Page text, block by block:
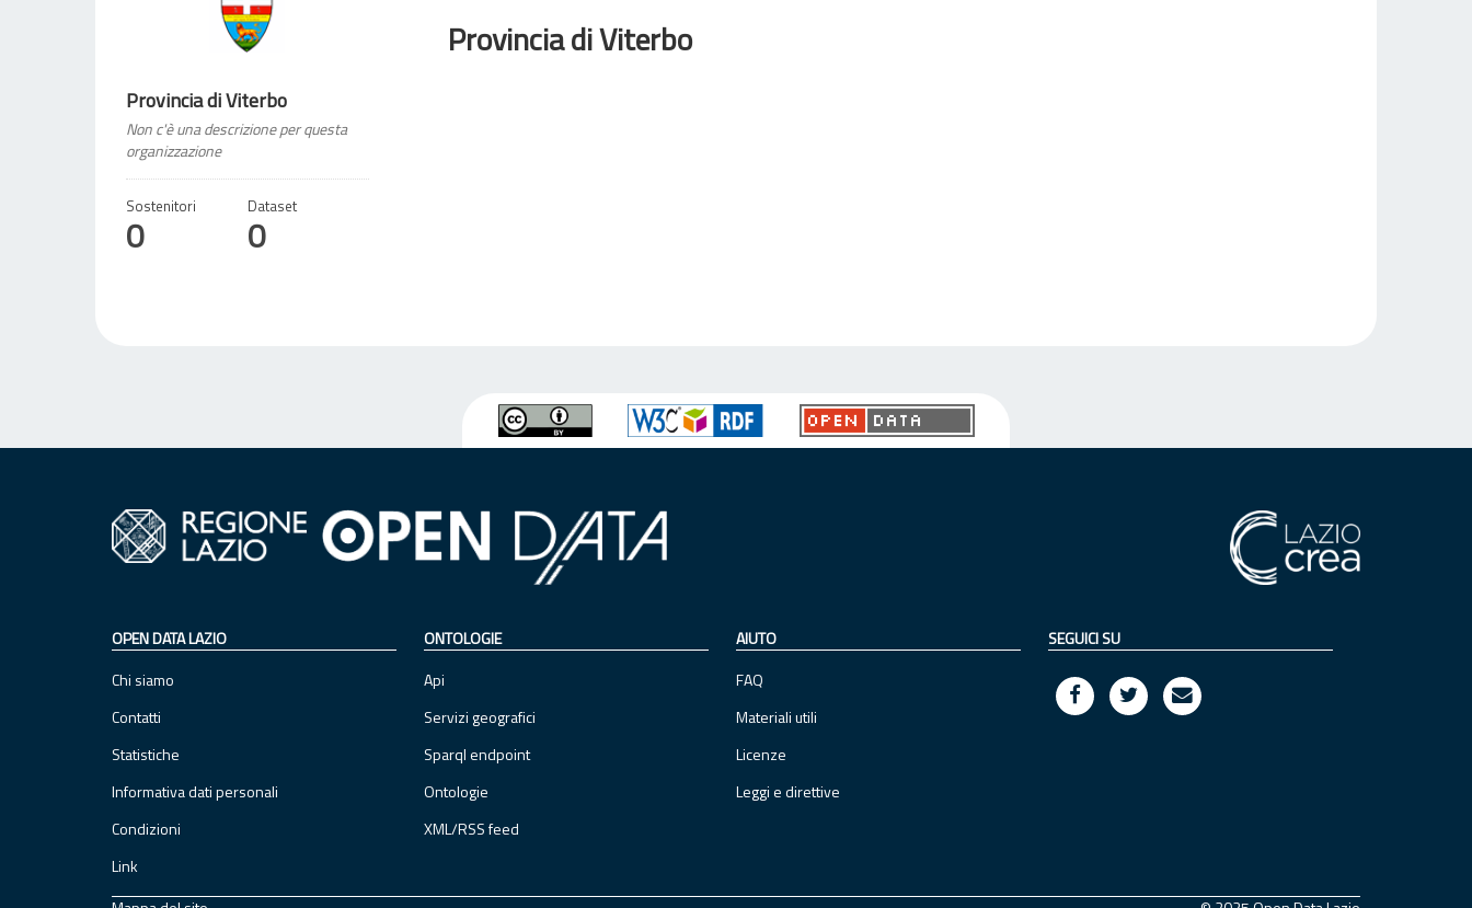
Provincia di Viterbo
Non c'è una descrizione per questa
organizzazione
Sostenitori
0
Dataset
0
Provincia di Viterbo
OPEN DATA LAZIO
Chi siamo
Contatti
Statistiche
Informativa dati personali
Condizioni
Link
ONTOLOGIE
Api
Servizi geografici
Sparql endpoint
Ontologie
XML/RSS feed
AIUTO
FAQ
Materiali utili
Licenze
Leggi e direttive
SEGUICI SU